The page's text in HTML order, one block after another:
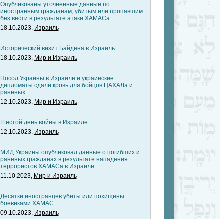
Опубликованы уточненные данные по
иностранным гражданам, убитым или пропавшим
без вести в результате атаки ХАМАСа
18.10.2023, Израиль
Исторический визит Байдена в Израиль
18.10.2023, Мир и Израиль
Посол Украины в Израиле и украинские
дипломаты сдали кровь для бойцов ЦАХАЛа и
раненых
12.10.2023, Мир и Израиль
Шестой день войны в Израиле
12.10.2023, Израиль
МИД Украины опубликовал данные о погибших и
раненых гражданах в результате нападения
террористов ХАМАСа в Израиле
11.10.2023, Мир и Израиль
Десятки иностранцев убиты или похищены
боевиками ХАМАС
09.10.2023, Израиль